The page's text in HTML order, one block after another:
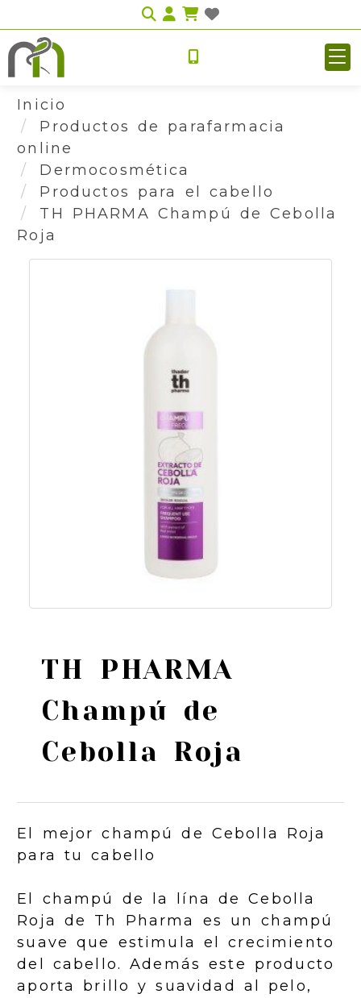
Identifícate
Inicio
Productos de parafarmacia
online
Dermocosmética
Productos para el cabello
TH PHARMA Champú de Cebolla
Roja
TH PHARMA
Champú de
Cebolla Roja
El mejor champú de Cebolla Roja
para tu cabello
El champú de la lína de Cebolla
Roja de Th Pharma es un champú
suave que estimula el crecimiento
del cabello. Además este producto
aporta brillo y suavidad al pelo,